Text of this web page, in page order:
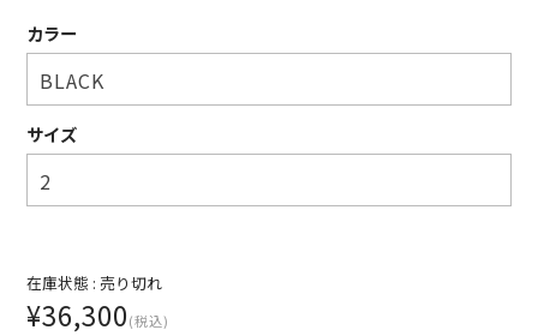
SHOES
BAG & WALLET
BELT
OTHER
Contact
カラー
サイズ
在庫状態 : 売り切れ
¥36,300(税込)